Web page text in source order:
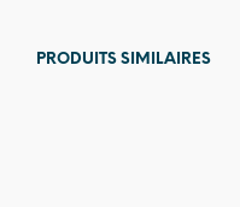
PRODUITS SIMILAIRES